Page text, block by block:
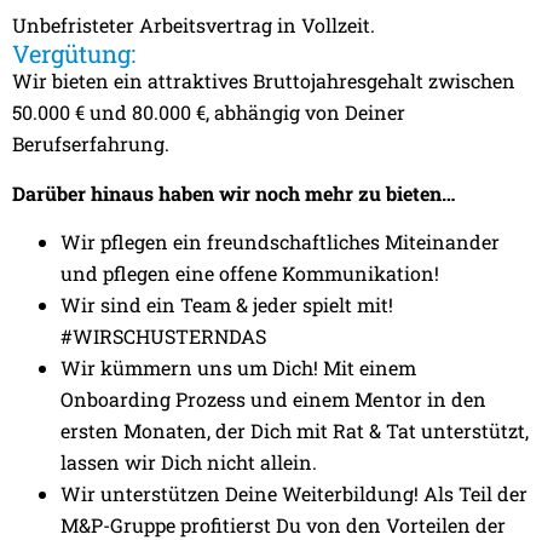
Unbefristeter Arbeitsvertrag in Vollzeit.
Vergütung:
Wir bieten ein attraktives Bruttojahresgehalt zwischen
50.000 € und 80.000 €, abhängig von Deiner
Berufserfahrung.
Darüber hinaus haben wir noch mehr zu bieten…
Wir pflegen ein freundschaftliches Miteinander
und pflegen eine offene Kommunikation!
Wir sind ein Team & jeder spielt mit!
#WIRSCHUSTERNDAS
Wir kümmern uns um Dich! Mit einem
Onboarding Prozess und einem Mentor in den
ersten Monaten, der Dich mit Rat & Tat unterstützt,
lassen wir Dich nicht allein.
Wir unterstützen Deine Weiterbildung! Als Teil der
M&P-Gruppe profitierst Du von den Vorteilen der